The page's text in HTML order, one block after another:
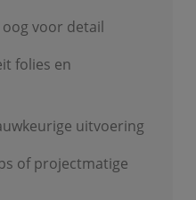
voor detail
folies en
uitvoering
of projectmatige